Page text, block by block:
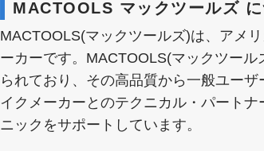
MACTOOLS マックツールズ に
MACTOOLS(マックツールズ)は、アメ
ーカーです。MACTOOLS(マックツー
られており、その高品質から一般ユー
イクメーカーとのテクニカル・パート
ニックをサポートしています​。